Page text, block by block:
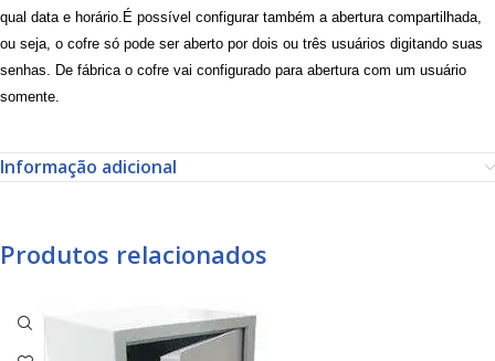
qual data e horário.É possível configurar também a abertura compartilhada,
ou seja, o cofre só pode ser aberto por dois ou três usuários digitando suas
senhas. De fábrica o cofre vai configurado para abertura com um usuário
somente.
Informação adicional
Produtos relacionados